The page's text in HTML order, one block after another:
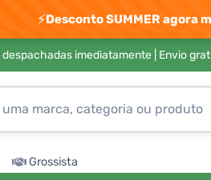
⚡Desconto SUMMER agora
imediatamente | Envio
Grossista